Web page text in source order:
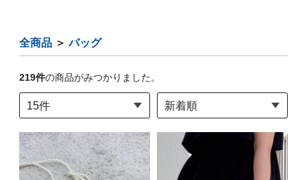
全商品 ＞ バッグ
219件の商品がみつかりました。